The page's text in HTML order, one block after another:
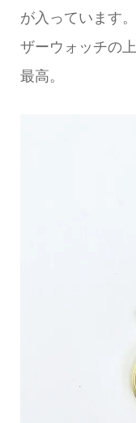
が入っています
ザーウォッチの
最高。